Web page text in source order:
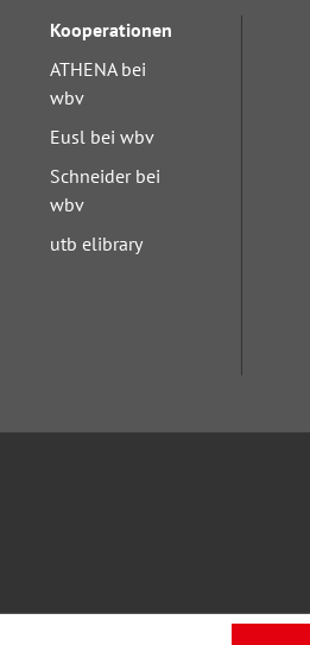
Kooperationen
ATHENA bei
wbv
Eusl bei wbv
Schneider bei
wbv
utb elibrary